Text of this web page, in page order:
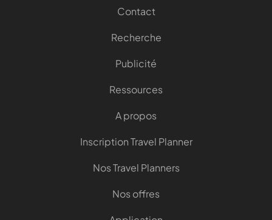
Contact
Recherche
Publicité
Ressources
A propos
Inscription Travel Planner
Nos Travel Planners
Nos offres